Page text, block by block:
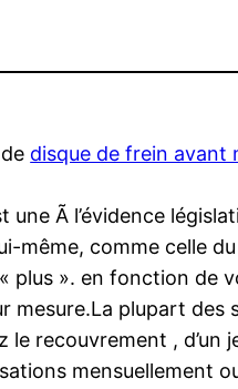
disque de frein avant
une Ã l’évidence
même, comme celle
plus ». en fonction de
mesure.La plupart
le recouvrement ,
mensuellement